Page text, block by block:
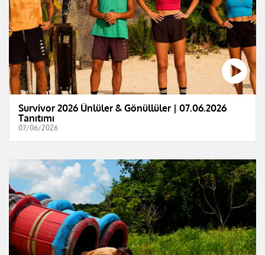
Survivor 2026 Ünlüler & Gönüllüler | 07.06.2026
Tanıtımı
07/06/2026